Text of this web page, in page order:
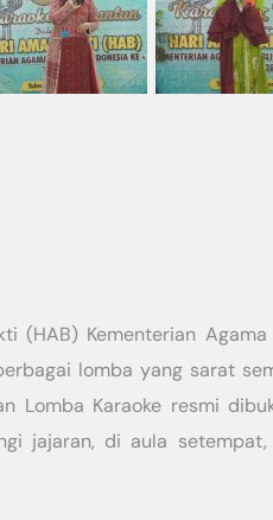
(HAB) Kementerian
lomba yang sarat
Lomba Karaoke resmi
jajaran, di aula setempat,